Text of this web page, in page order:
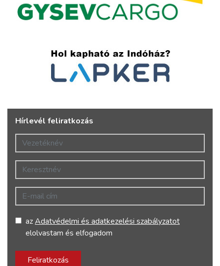
Hírlevél feliratkozás
Vezetéknév
Keresztnév
E-mail cím
azAdatvédelmi és adatkezelési szabályzatot
elolvastam és elfogadom
Feliratkozás